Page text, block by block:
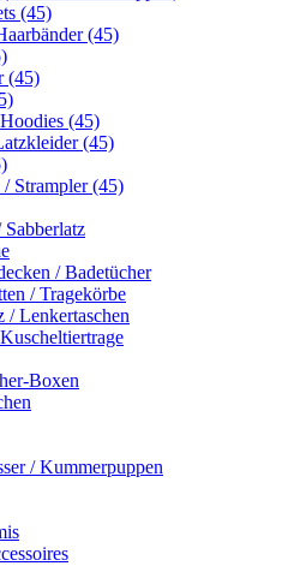
(45)
(45)
(45)
(45)
(45)
/ Strampler (45)
/ Badetücher
/ Tragekörbe
/ Lenkertaschen
Boxen
/ Kummerpuppen